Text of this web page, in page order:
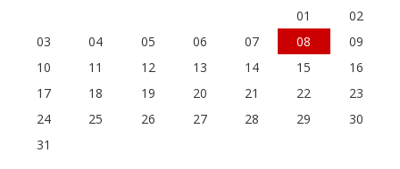
01
02
03
04 05 06 07 08
09
10
11 12 13 14 15
16
17
18 19 20 21 22
23
24
25 26 27 28 29
30
31